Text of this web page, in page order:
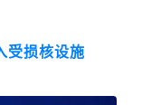
受损核设施